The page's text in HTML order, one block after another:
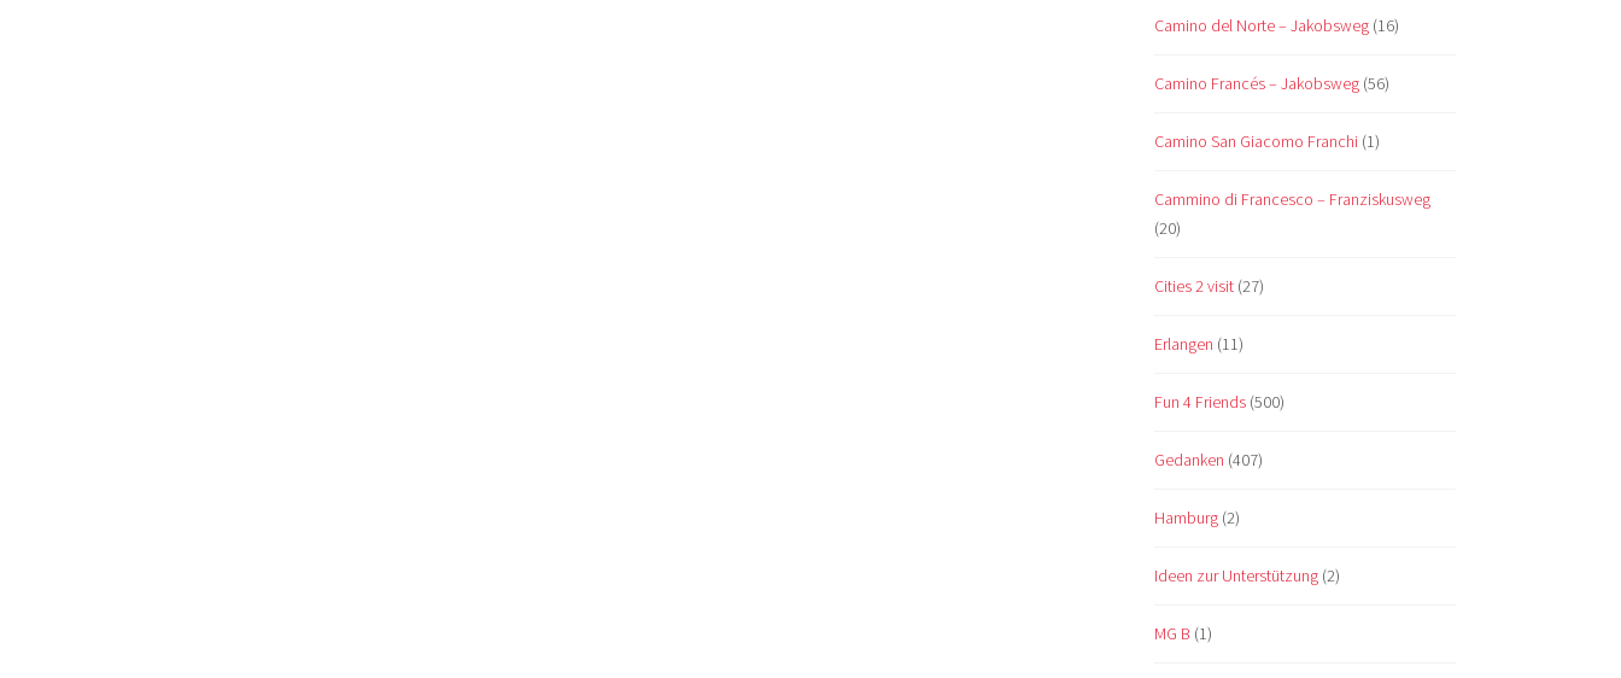
Camino del Norte – Jakobsweg (16)
Camino Francés – Jakobsweg (56)
Camino San Giacomo Franchi (1)
Cammino di Francesco – Franziskusweg
(20)
Cities 2 visit (27)
Erlangen (11)
Fun 4 Friends (500)
Gedanken (407)
Hamburg (2)
Ideen zur Unterstützung (2)
MG B (1)